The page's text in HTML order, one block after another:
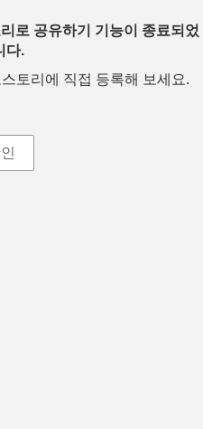
로 공유하기 기능이 종료되었
다.
토리에 직접 등록해 보세요.